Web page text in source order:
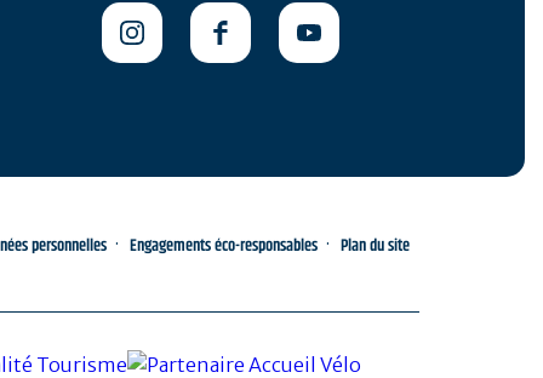
personnelles Engagements éco-responsables Plan du site